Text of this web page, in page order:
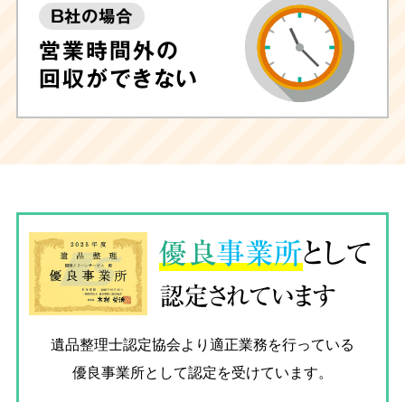
B社の場合
営業時間外の
回収ができない
優良事業所として
認定されています
遺品整理士認定協会より適正業務を行っている
優良事業所として認定を受けています。